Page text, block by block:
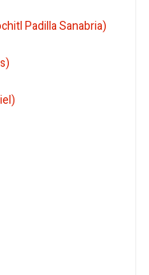
Padilla Sanabria)